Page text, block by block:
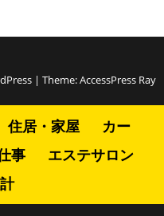
| Theme:AccessPress Ray
住居・家屋
カー
事
エステサロン